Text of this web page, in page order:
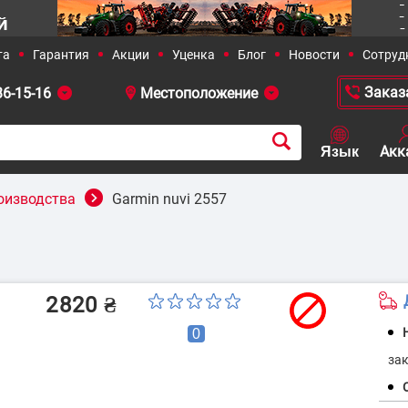
15-16
23-90 +38 (050)-436-13-12 +38
Сельское хозяйство
Garmin nuvi 2557
2820 ₴
0